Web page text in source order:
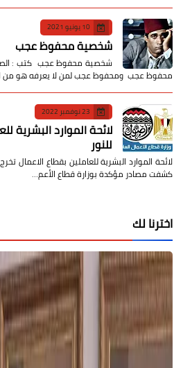
10 يونيو 2021
شخصية محفوظ عجب
شخصية محفوظ عجب كتب :
محفوظ عجب ومحفوظ عجب لمن لا يعرفه هو من
23 نوفمبر 2022
لائحة الموارد البشرية
للنور
لائحة الموارد البشرية للعاملين بقطاع الاعمال
كشفت مصادر مؤكدة بوزارة قطاع الأعم…
اخترنا لك